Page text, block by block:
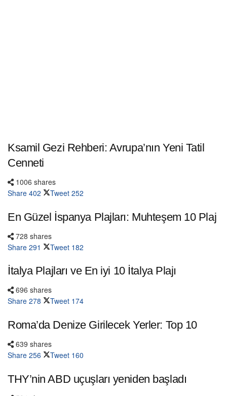
Ksamil Gezi Rehberi: Avrupa’nın Yeni Tatil
Cenneti
1006 shares
Share 402 Tweet 252
En Güzel İspanya Plajları: Muhteşem 10 Plaj
728 shares
Share 291 Tweet 182
İtalya Plajları ve En iyi 10 İtalya Plajı
696 shares
Share 278 Tweet 174
Roma’da Denize Girilecek Yerler: Top 10
639 shares
Share 256 Tweet 160
THY’nin ABD uçuşları yeniden başladı